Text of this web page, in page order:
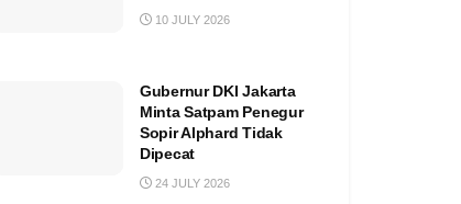
10 JULY 2026
Gubernur DKI Jakarta
Minta Satpam Penegur
Sopir Alphard Tidak
Dipecat
24 JULY 2026